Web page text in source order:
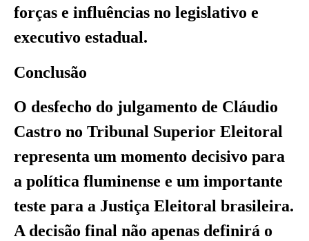
forças e influências no legislativo e
executivo estadual.
Conclusão
O desfecho do julgamento de Cláudio
Castro no Tribunal Superior Eleitoral
representa um momento decisivo para
a política fluminense e um importante
teste para a Justiça Eleitoral brasileira.
A decisão final não apenas definirá o